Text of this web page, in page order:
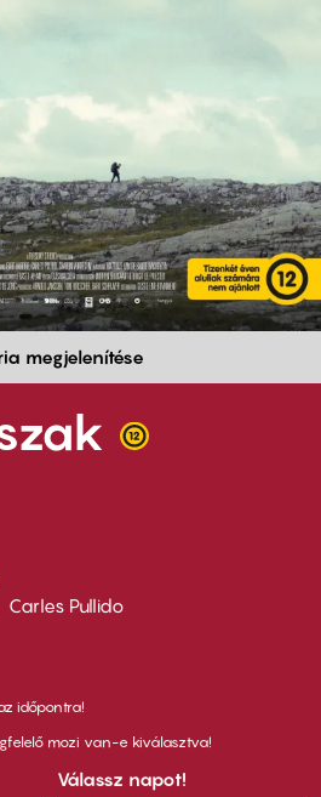
megjelenítése
Carles Pullido
időpontra!
mozi van-e kiválasztva!
Válassz napot!